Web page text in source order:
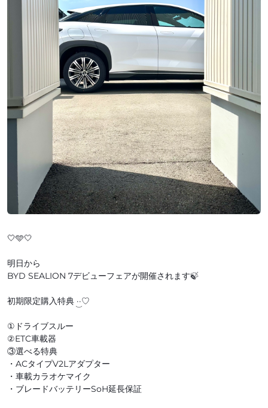
🤍🩵🤍
明日から
BYD SEALION 7デビューフェアが開催されます🍃
初期限定購入特典‪ ·͜·♡‬
①ドライブスルー
②ETC車載器
③選べる特典
・ACタイプV2Lアダプター
・車載カラオケマイク
・ブレードバッテリーSoH延長保証